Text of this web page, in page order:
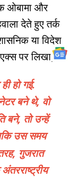
ओबामा और
देते हुए तर्क
या विदेश
पर लिखा,
हो गई.
बने थे, वो
बने, तो उन्हें
उस समय
गुजरात